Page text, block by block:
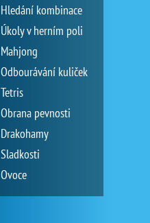
Hledání kombinace
Úkoly v herním poli
Mahjong
Odbourávání kuliček
Tetris
Obrana pevnosti
Drakohamy
Sladkosti
Ovoce